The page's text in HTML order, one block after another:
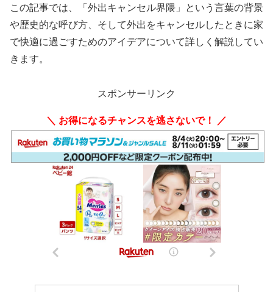
この記事では、「外出キャンセル界隈」という言葉の背景
や歴史的な呼び方、そして外出をキャンセルしたときに家
で快適に過ごすためのアイデアについて詳しく解説してい
きます。
スポンサーリンク
＼ お得になるチャンスを逃さないで！ ／